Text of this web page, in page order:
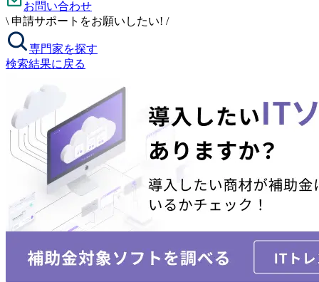
お問い合わせ
\ 申請サポートをお願いしたい! /
専門家を探す
検索結果に戻る